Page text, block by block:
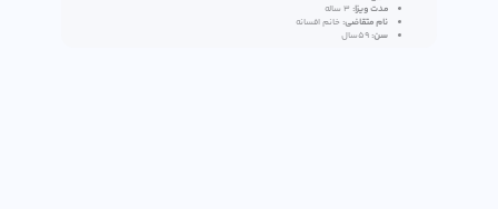
مدت ویزا:
نام متقاضی: خانم افسانه
سن: